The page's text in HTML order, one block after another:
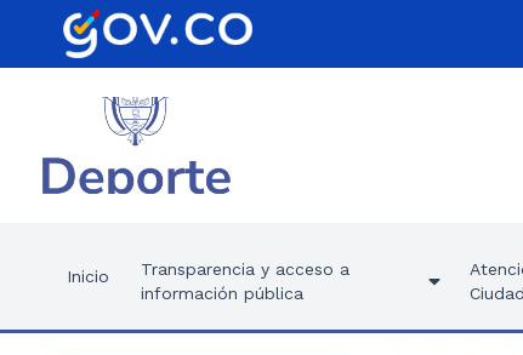
Inicio
Transparencia y acceso a
información pública